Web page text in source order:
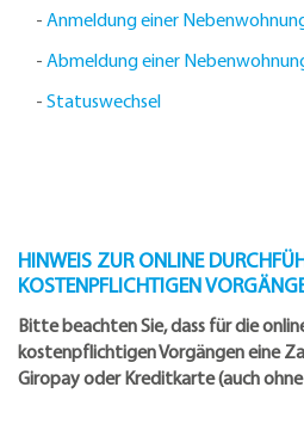
- Anmeldung einer
- Abmeldung einer
- Statuswechsel
HINWEIS ZUR ONLINE
KOSTENPFLICHTIGEN
Bitte beachten Sie, dass für die
kostenpflichtigen Vorgängen eine
Giropay oder Kreditkarte (auch